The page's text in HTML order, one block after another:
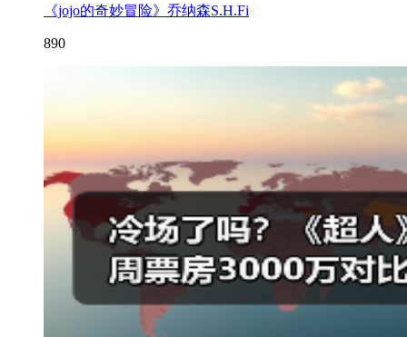
《jojo的奇妙冒险》乔纳森S.H.Fi
890